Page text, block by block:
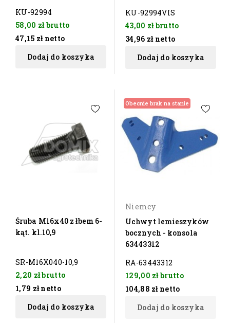
KU-92994
58,00 złbrutto
47,15 zł netto
Dodaj do koszyka
KU-92994VIS
43,00 złbrutto
34,96 zł netto
Dodaj do koszyka
Śruba M16x40 z łbem 6-
kąt. kl.10,9
SR-M16X040-10,9
2,20 złbrutto
1,79 zł netto
Dodaj do koszyka
Obecnie brak na stanie
Niemcy
Uchwyt lemieszyków
bocznych - konsola
63443312
RA-63443312
129,00 złbrutto
104,88 zł netto
Dodaj do koszyka